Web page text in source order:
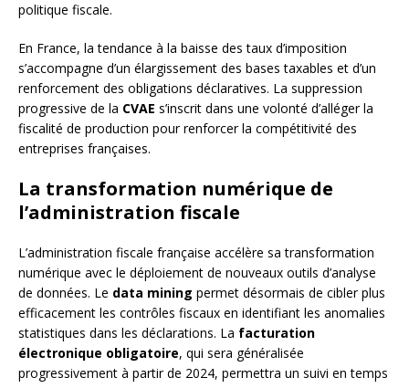
politique fiscale.
En France, la tendance à la baisse des taux d’imposition
s’accompagne d’un élargissement des bases taxables et d’un
renforcement des obligations déclaratives. La suppression
progressive de la CVAE s’inscrit dans une volonté d’alléger la
fiscalité de production pour renforcer la compétitivité des
entreprises françaises.
La transformation numérique de
l’administration fiscale
L’administration fiscale française accélère sa transformation
numérique avec le déploiement de nouveaux outils d’analyse
de données. Le data mining permet désormais de cibler plus
efficacement les contrôles fiscaux en identifiant les anomalies
statistiques dans les déclarations. La facturation
électronique obligatoire, qui sera généralisée
progressivement à partir de 2024, permettra un suivi en temps